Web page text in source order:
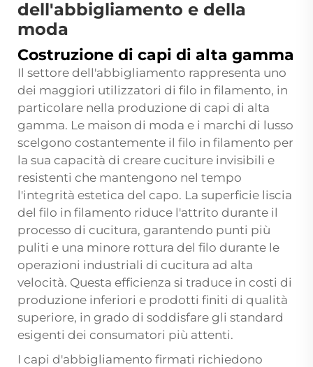
dell'abbigliamento e della
moda
Costruzione di capi di alta gamma
Il settore dell'abbigliamento rappresenta uno
dei maggiori utilizzatori di filo in filamento, in
particolare nella produzione di capi di alta
gamma. Le maison di moda e i marchi di lusso
scelgono costantemente il filo in filamento per
la sua capacità di creare cuciture invisibili e
resistenti che mantengono nel tempo
l'integrità estetica del capo. La superficie liscia
del filo in filamento riduce l'attrito durante il
processo di cucitura, garantendo punti più
puliti e una minore rottura del filo durante le
operazioni industriali di cucitura ad alta
velocità. Questa efficienza si traduce in costi di
produzione inferiori e prodotti finiti di qualità
superiore, in grado di soddisfare gli standard
esigenti dei consumatori più attenti.
I capi d'abbigliamento firmati richiedono